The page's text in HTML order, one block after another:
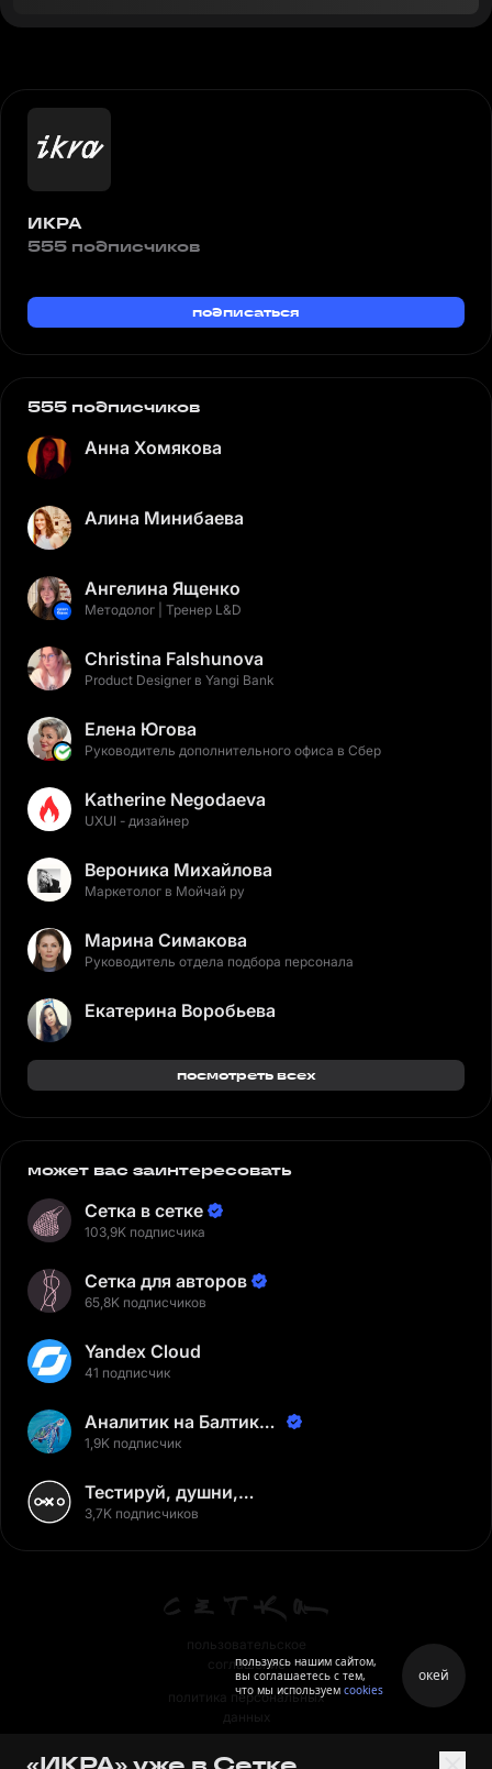
ИКРА
555 подписчиков
подписаться
555 подписчиков
Анна Хомякова
Алина Минибаева
Ангелина Ященко
Методолог | Тренер L&D
Christina Falshunova
Product Designer в Yangi Bank
Елена Югова
Руководитель дополнительного офиса в Сбер
Katherine Negodaeva
UXUI - дизайнер
Вероника Михайлова
Маркетолог в Мойчай ру
Марина Симакова
Руководитель отдела подбора персонала
Екатерина Воробьева
посмотреть всех
может вас заинтересовать
Сетка в сетке
103,9K подписчика
Сетка для авторов
65,8K подписчиков
Yandex Cloud
41 подписчик
Аналитик на Балтике |
Неверов Станислав
1,9K подписчик
Тестируй, душни,
наслаждайся
3,7K подписчиков
пользовательское
соглашение
политика персональных
данных
пользуясь нашим сайтом,
вы соглашаетесь с тем,
что мы используем cookies
окей